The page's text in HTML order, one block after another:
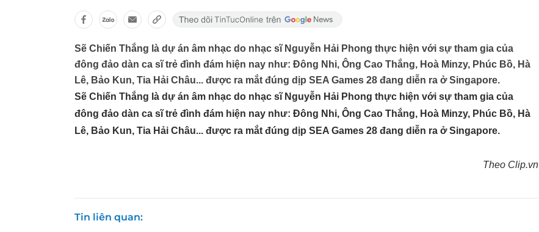
Sẽ Chiến Thắng là dự án âm nhạc do nhạc sĩ Nguyễn Hải Phong thực hiện với sự tham gia của
đông đảo dàn ca sĩ trẻ đình đám hiện nay như: Đông Nhi, Ông Cao Thắng, Hoà Minzy, Phúc Bồ, Hà
Lê, Bảo Kun, Tia Hải Châu... được ra mắt đúng dịp SEA Games 28 đang diễn ra ở Singapore.
Sẽ Chiến Thắng là dự án âm nhạc do nhạc sĩ Nguyễn Hải Phong thực hiện với sự tham gia của
đông đảo dàn ca sĩ trẻ đình đám hiện nay như: Đông Nhi, Ông Cao Thắng, Hoà Minzy, Phúc Bồ, Hà
Lê, Bảo Kun, Tia Hải Châu... được ra mắt đúng dịp SEA Games 28 đang diễn ra ở Singapore.
Theo Clip.vn
Tin liên quan